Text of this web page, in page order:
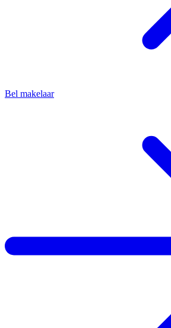
Bel makelaar